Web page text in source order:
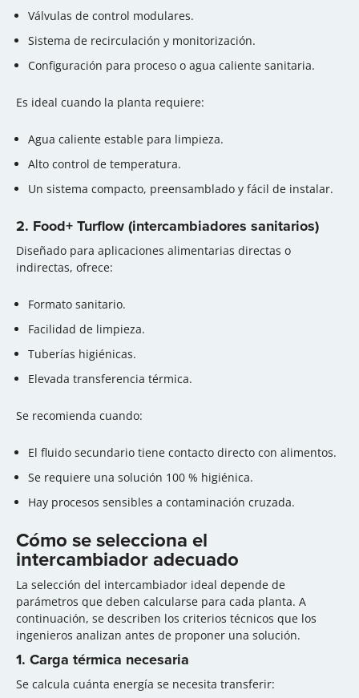
Válvulas de control modulares.
Sistema de recirculación y monitorización.
Configuración para proceso o agua caliente sanitaria.
Es ideal cuando la planta requiere:
Agua caliente estable para limpieza.
Alto control de temperatura.
Un sistema compacto, preensamblado y fácil de instalar.
2. Food+ Turflow (intercambiadores sanitarios)
Diseñado para aplicaciones alimentarias directas o
indirectas, ofrece:
Formato sanitario.
Facilidad de limpieza.
Tuberías higiénicas.
Elevada transferencia térmica.
Se recomienda cuando:
El fluido secundario tiene contacto directo con alimentos.
Se requiere una solución 100 % higiénica.
Hay procesos sensibles a contaminación cruzada.
Cómo se selecciona el
intercambiador adecuado
La selección del intercambiador ideal depende de
parámetros que deben calcularse para cada planta. A
continuación, se describen los criterios técnicos que los
ingenieros analizan antes de proponer una solución.
1. Carga térmica necesaria
Se calcula cuánta energía se necesita transferir: